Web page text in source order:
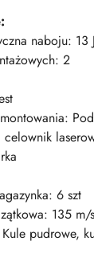
naboju: 13 J
2
6 szt
135 m/s
pudrowe,